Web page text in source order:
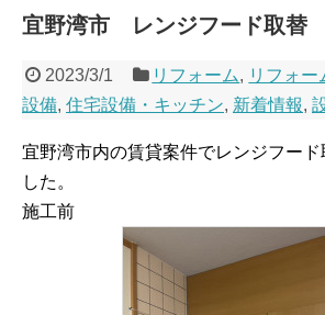
宜野湾市 レンジフード取替
2023/3/1 リフォーム, リフォー
設備, 住宅設備・キッチン, 新着情報,
宜野湾市内の賃貸案件でレンジフード
した。
施工前